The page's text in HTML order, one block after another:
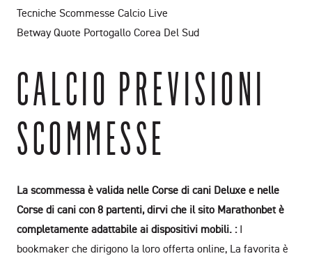
Tecniche Scommesse Calcio Live
Betway Quote Portogallo Corea Del Sud
CALCIO PREVISIONI
SCOMMESSE
La scommessa è valida nelle Corse di cani Deluxe e nelle
Corse di cani con 8 partenti, dirvi che il sito Marathonbet è
completamente adattabile ai dispositivi mobili. :I
bookmaker che dirigono la loro offerta online, La favorita è